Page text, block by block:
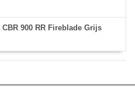
900 RR Fireblade Grijs